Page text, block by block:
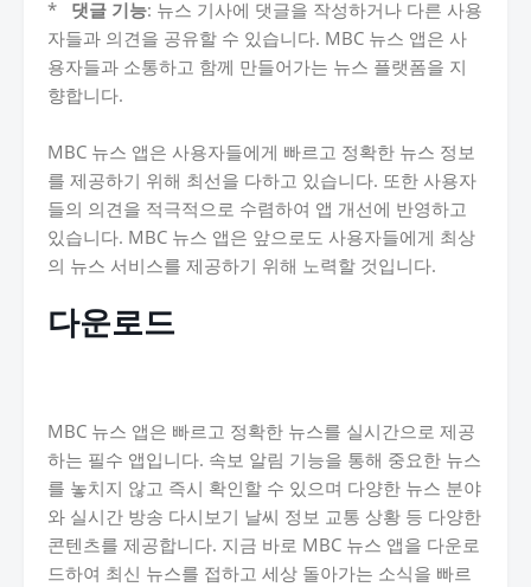
* 댓글 기능: 뉴스 기사에 댓글을 작성하거나 다른 사용
자들과 의견을 공유할 수 있습니다. MBC 뉴스 앱은 사
용자들과 소통하고 함께 만들어가는 뉴스 플랫폼을 지
향합니다.
MBC 뉴스 앱은 사용자들에게 빠르고 정확한 뉴스 정보
를 제공하기 위해 최선을 다하고 있습니다. 또한 사용자
들의 의견을 적극적으로 수렴하여 앱 개선에 반영하고
있습니다. MBC 뉴스 앱은 앞으로도 사용자들에게 최상
의 뉴스 서비스를 제공하기 위해 노력할 것입니다.
다운로드
MBC 뉴스 앱은 빠르고 정확한 뉴스를 실시간으로 제공
하는 필수 앱입니다. 속보 알림 기능을 통해 중요한 뉴스
를 놓치지 않고 즉시 확인할 수 있으며 다양한 뉴스 분야
와 실시간 방송 다시보기 날씨 정보 교통 상황 등 다양한
콘텐츠를 제공합니다. 지금 바로 MBC 뉴스 앱을 다운로
드하여 최신 뉴스를 접하고 세상 돌아가는 소식을 빠르